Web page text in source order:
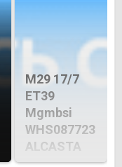
M29 17/7
ET39
Mgmbsi
WHS087723
ALCASTA